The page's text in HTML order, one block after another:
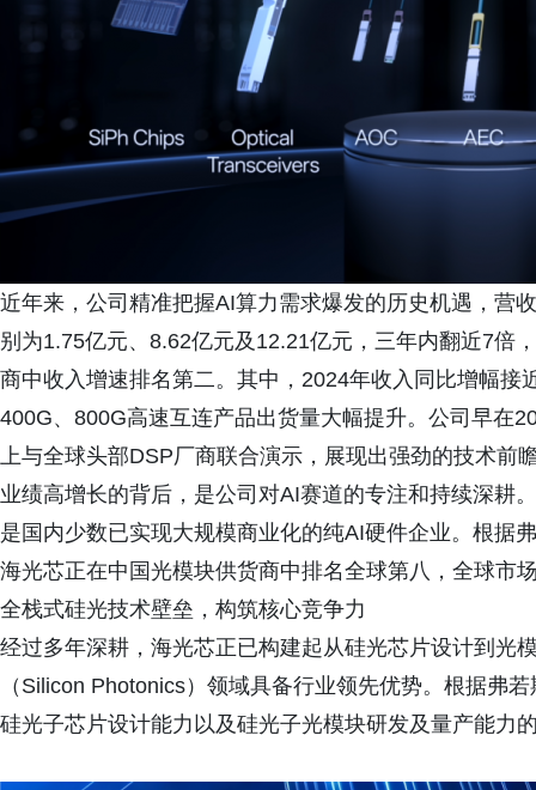
近年来，公司精准把握AI算力需求爆发的历史机遇，营
别为1.75亿元、8.62亿元及12.21亿元，三年内翻近7倍
商中收入增速排名第二。其中，2024年收入同比增幅
400G、800G高速互连产品出货量大幅提升。公司早在
上与全球头部DSP厂商联合演示，展现出强劲的技术前
业绩高增长的背后，是公司对AI赛道的专注和持续深耕
是国内少数已实现大规模商业化的纯AI硬件企业。根据
海光芯正在中国光模块供货商中排名全球第八，全球市
全栈式硅光技术壁垒，构筑核心竞争力
经过多年深耕，海光芯正已构建起从硅光芯片设计到光
（Silicon Photonics）领域具备行业领先优势。根据弗
硅光子芯片设计能力以及硅光子光模块研发及量产能力